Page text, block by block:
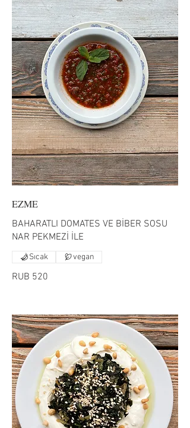
EZME
BAHARATLI DOMATES VE BİBER SOSU
NAR PEKMEZİ İLE
RUB 520
Sıcak vegan